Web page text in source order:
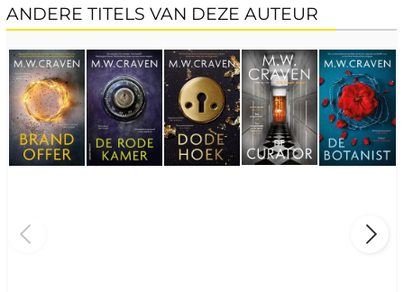
ANDERE TITELS VAN DEZE AUTEUR